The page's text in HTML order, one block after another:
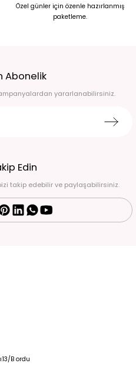
Özel günler için özenle hazırlanmış
paketleme.
Abonelik
yararlanabilirsiniz.
Edin
takip edebilir ve paylaşabilirsiniz.
B ordu